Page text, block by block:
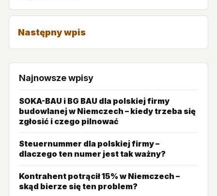
Następny wpis
Najnowsze wpisy
SOKA-BAU i BG BAU dla polskiej firmy
budowlanej w Niemczech – kiedy trzeba się
zgłosić i czego pilnować
Steuernummer dla polskiej firmy –
dlaczego ten numer jest tak ważny?
Kontrahent potrącił 15% w Niemczech –
skąd bierze się ten problem?